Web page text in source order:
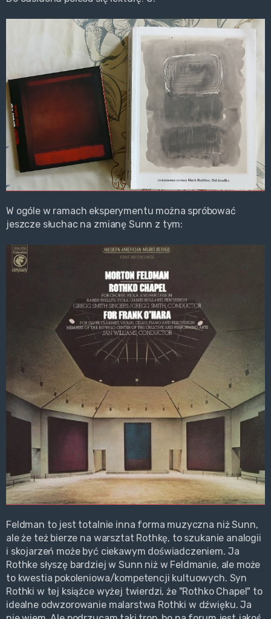
W ogóle w ramach eksperymentu można spróbować
jeszcze słuchac na zmianę Sunn z tym:
Feldman to jest totalnie inna forma muzyczna niż Sunn,
ale że też bierze na warsztat Rothkę, to szukanie analogii
i skojarzeń może być ciekawym doświadczeniem. Ja
Rothke słyszę bardziej w Sunn niż w Feldmanie, ale może
to kwestia pokoleniowa/kompetencji kultuowych. Syn
Rothki w tej książce wyżej twierdzi, że "Rothko Chapel" to
idealne odwzorowanie malarstwa Rothki w dźwięku. Ja